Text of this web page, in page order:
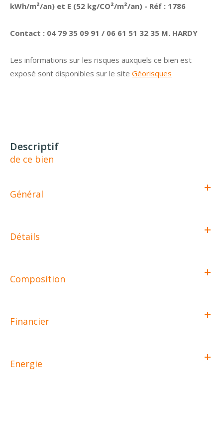
kWh/m²/an) et E (52 kg/CO²/m²/an) - Réf : 1786
Contact : 04 79 35 09 91 / 06 61 51 32 35 M. HARDY
Les informations sur les risques auxquels ce bien est
exposé sont disponibles sur le site Géorisques
descriptif
de ce bien
Général
Détails
Composition
Financier
Energie